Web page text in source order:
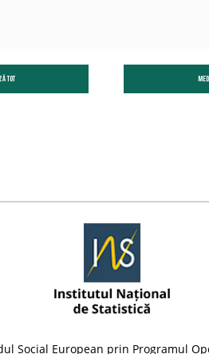
tot
Social European prin Programul